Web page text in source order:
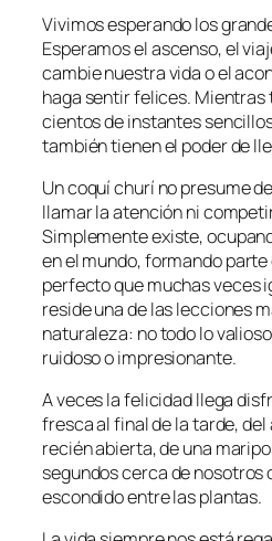
Vivimos esperando los
Esperamos el ascenso, el
cambie nuestra vida o el
haga sentir felices. Mientras
cientos de instantes
también tienen el poder de
Un coquí churí no presume
llamar la atención ni
Simplemente existe,
en el mundo, formando
perfecto que muchas veces
reside una de las lecciones
naturaleza: no todo lo
ruidoso o impresionante.
A veces la felicidad llega
fresca al final de la tarde,
recién abierta, de una
segundos cerca de nosotros
escondido entre las plantas.